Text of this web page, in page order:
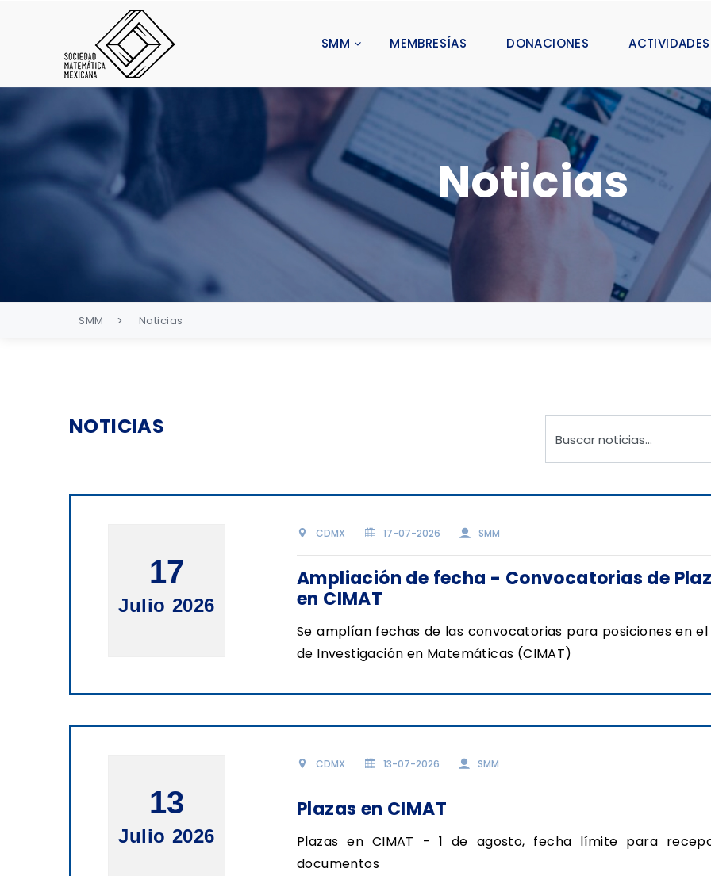
SMM MEMBRESÍAS DONACIONES ACTIVIDADES
Noticias
SMM Noticias
NOTICIAS
17
Julio 2026
CDMX 17-07-2026 SMM
Ampliación de fecha - Convocatorias de
en CIMAT
Se amplían fechas de las convocatorias para posiciones en
de Investigación en Matemáticas (CIMAT)
13
Julio 2026
CDMX 13-07-2026 SMM
Plazas en CIMAT
Plazas en CIMAT - 1 de agosto, fecha límite para
documentos